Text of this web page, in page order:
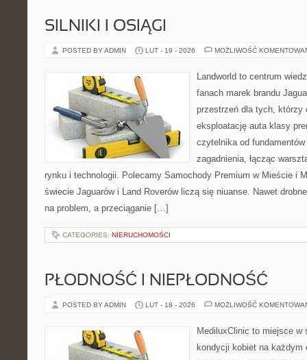
SILNIKI I OSIĄGI
POSTED BY ADMIN LUT - 19 - 2026 MOŻLIWOŚĆ
Landworld to centrum
fanach marek brandu
przestrzeń dla tych, którzy
eksploatację auta klasy
czytelnika od
zagadnienia, łącząc
rynku i technologii. Polecamy Samochody Premium w Mieście i
świecie Jaguarów i Land Roverów liczą się niuanse. Nawet
na problem, a przeciąganie […]
CATEGORIES: NIERUCHOMOŚCI
PŁODNOŚĆ I NIEPŁODNOŚĆ
POSTED BY ADMIN LUT - 18 - 2026 MOŻLIWOŚĆ
MediluxClinic to miejsce
kondycji kobiet na każdym